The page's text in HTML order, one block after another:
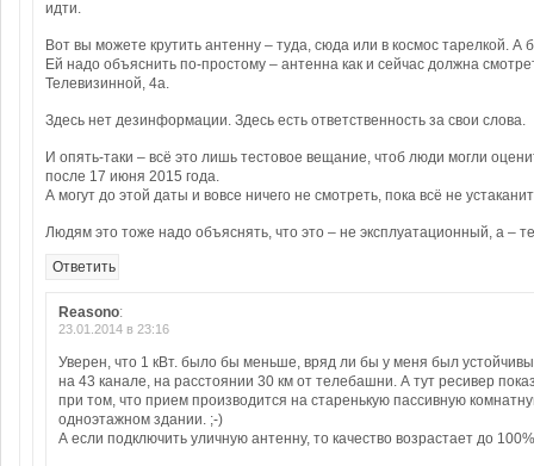
идти.
Вот вы можете крутить антенну – туда, сюда или в космос тарелкой. А
Ей надо объяснить по-простому – антенна как и сейчас должна
Телевизинной, 4а.
Здесь нет дезинформации. Здесь есть ответственность за свои слова.
И опять-таки – всё это лишь тестовое вещание, чтоб люди могли
после 17 июня 2015 года.
А могут до этой даты и вовсе ничего не смотреть, пока всё не
Людям это тоже надо объяснять, что это – не эксплуатационный, а –
Ответить
Reasono:
23.01.2014 в 23:16
Уверен, что 1 кВт. было бы меньше, вряд ли бы у меня был
на 43 канале, на расстоянии 30 км от телебашни. А тут ресивер
при том, что прием производится на старенькую пассивную
одноэтажном здании. ;-)
А если подключить уличную антенну, то качество возрастает до